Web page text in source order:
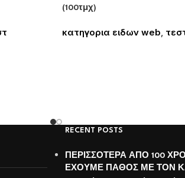
(100τμχ)
κατηγορια ειδων web,
RECENT POSTS
ΠΕΡΙΣΣΟΤΕΡΑ ΑΠΟ 100
ΕΧΟΥΜΕ ΠΑΘΟΣ ΜΕ ΤΟΝ